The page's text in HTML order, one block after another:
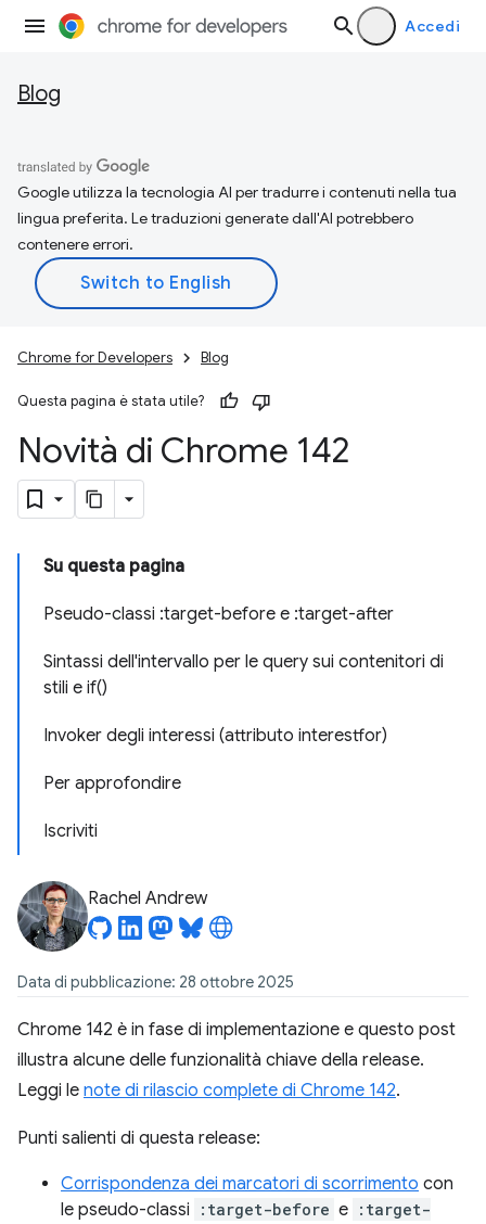
Accedi
Blog
Google utilizza la tecnologia AI per tradurre i contenuti nella tua
lingua preferita. Le traduzioni generate dall'AI potrebbero
contenere errori.
Chrome for Developers Blog
Questa pagina è stata utile?
Novità di Chrome 142
Su questa pagina
Pseudo-classi :target-before e :target-after
Sintassi dell'intervallo per le query sui contenitori di
stili e if()
Invoker degli interessi (attributo interestfor)
Per approfondire
Iscriviti
Rachel Andrew
Data di pubblicazione: 28 ottobre 2025
Chrome 142 è in fase di implementazione e questo post
illustra alcune delle funzionalità chiave della release.
Leggi le note di rilascio complete di Chrome 142.
Punti salienti di questa release:
Corrispondenza dei marcatori di scorrimento con
le pseudo-classi
:target-before e :target-